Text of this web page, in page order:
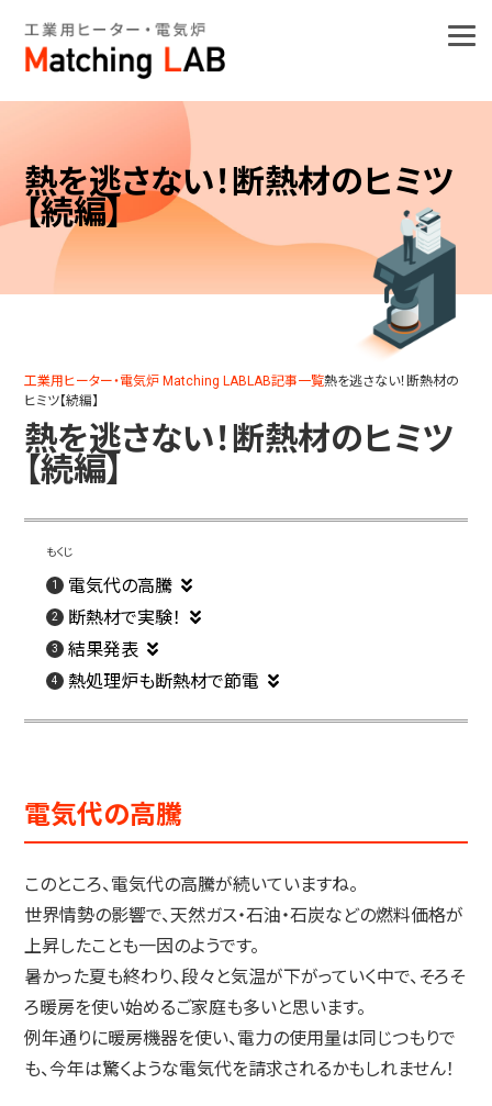
熱を逃さない！断熱材のヒミツ
【続編】
工業用ヒーター・電気炉 Matching LAB LAB記事一覧熱を逃さない！断熱材の
ヒミツ【続編】
熱を逃さない！断熱材のヒミツ
【続編】
電気代の高騰
断熱材で実験！
結果発表
熱処理炉も断熱材で節電
電気代の高騰
このところ、電気代の高騰が続いていますね。
世界情勢の影響で、天然ガス・石油・石炭などの燃料価格が
上昇したことも一因のようです。
暑かった夏も終わり、段々と気温が下がっていく中で、そろそ
ろ暖房を使い始めるご家庭も多いと思います。
例年通りに暖房機器を使い、電力の使用量は同じつもりで
も、今年は驚くような電気代を請求されるかもしれません！